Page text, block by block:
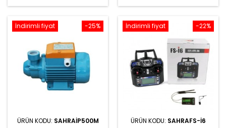
-25%
İndirimli fiyat
ÜRÜN KODU: SAHRAIP500M
-22%
İndirimli fiyat
ÜRÜN KODU: SAHRAFS-I6